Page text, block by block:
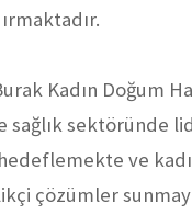
Kadın Doğum
sağlık sektöründe
ve
çözümler